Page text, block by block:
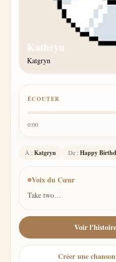
Kathryn
Katgryn
ÉCOUTER
0:00
À :Katgryn De :Happy
Voix du Cœur
Take two…
Voir
Créer une